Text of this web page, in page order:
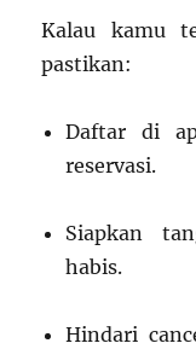
Kalau kamu
pastikan:
Daftar di
reservasi.
Siapkan
habis.
Hindari